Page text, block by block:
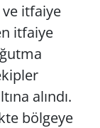
itfaiye
itfaiye
alındı.
bölgeye